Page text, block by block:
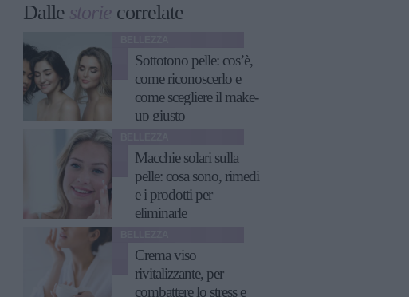
Dalle storie correlate
Sottotono pelle: cos’è,
come riconoscerlo e
come scegliere il make-
up giusto
Macchie solari sulla
pelle: cosa sono, rimedi
e i prodotti per
eliminarle
Crema viso
rivitalizzante, per
combattere lo stress e